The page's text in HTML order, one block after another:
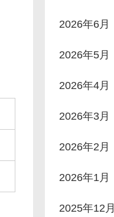
2026年6月
2026年5月
2026年4月
2026年3月
2026年2月
2026年1月
2025年12月